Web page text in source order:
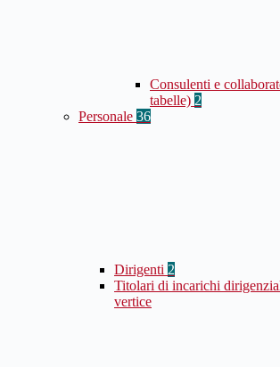
Consulenti e
tabelle) 2
Personale 36
Dirigenti 2
Titolari di incarichi
vertice